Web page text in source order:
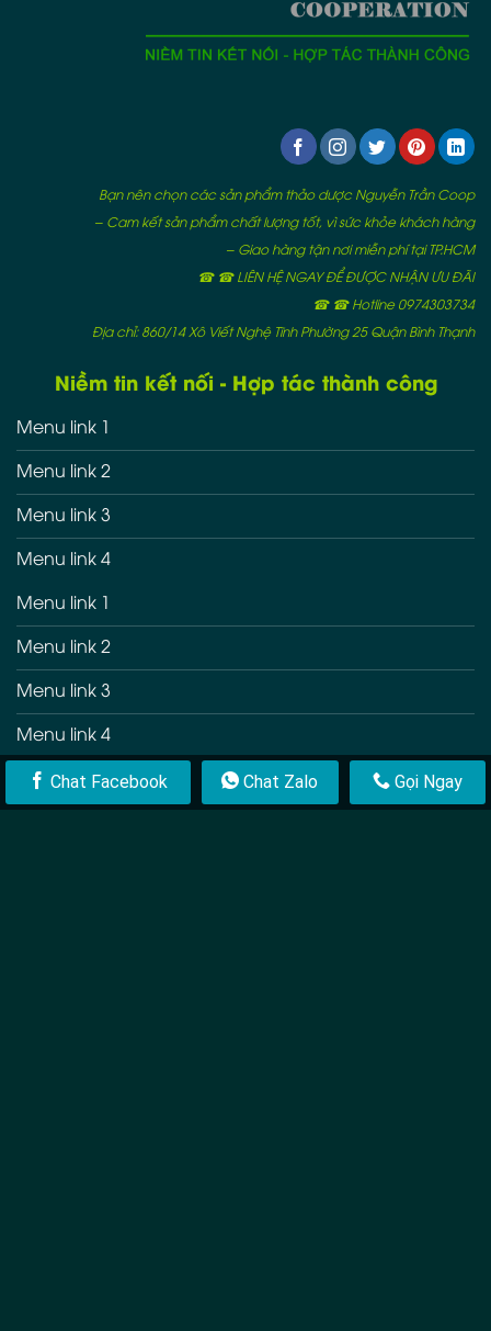
Bạn nên chọn các sản phẩm thảo dược Nguyễn Trần Coop
– Cam kết sản phẩm chất lượng tốt, vì sức khỏe khách hàng
– Giao hàng tận nơi miễn phí tại TP.HCM
☎ ☎ LIÊN HỆ NGAY ĐỂ ĐƯỢC NHẬN ƯU ĐÃI
☎ ☎ Hotline 0974303734
Địa chỉ: 860/14 Xô Viết Nghệ Tĩnh Phường 25 Quận Bình Thạnh
Niềm tin kết nối - Hợp tác thành công
Menu link 1
Menu link 2
Menu link 3
Menu link 4
Menu link 1
Menu link 2
Menu link 3
Menu link 4
Fanpage
Chat Facebook Chat Zalo Gọi Ngay